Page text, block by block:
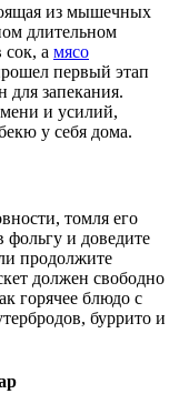
из мышечных
длительном
а мясо
первый этап
запекания.
и усилий,
у себя дома.
томля его
фольгу и доведите
продолжите
должен свободно
горячее блюдо с
буррито и